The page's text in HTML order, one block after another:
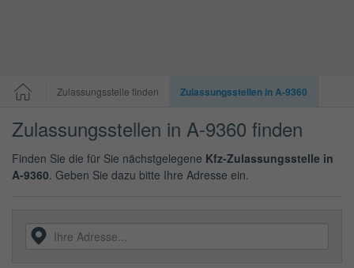
Zulassungsstelle finden Zulassungsstellen in A-9360
Zulassungsstellen in A-9360 finden
Finden Sie die für Sie nächstgelegene Kfz-Zulassungsstelle in
A-9360. Geben Sie dazu bitte Ihre Adresse ein.